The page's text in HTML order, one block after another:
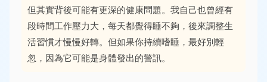
但其實背後可能有更深的健康問題。我自己也曾經有
段時間工作壓力大，每天都覺得睡不夠，後來調整生
活習慣才慢慢好轉。但如果你持續嗜睡，最好別輕
忽，因為它可能是身體發出的警訊。